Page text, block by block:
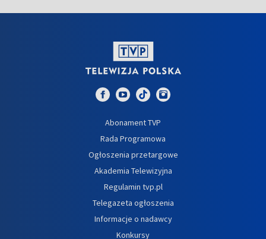
Abonament TVP
Rada Programowa
Ogłoszenia przetargowe
Akademia Telewizyjna
Regulamin tvp.pl
Telegazeta ogłoszenia
Informacje o nadawcy
Konkursy